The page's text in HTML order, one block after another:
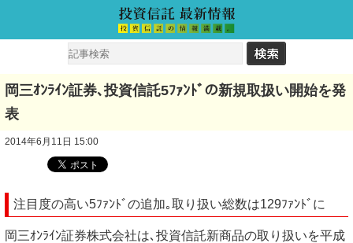
岡三ｵﾝﾗｲﾝ証券､投資信託5ﾌｧﾝﾄﾞの新規取扱い開始を発
表
2014年6月11日 15:00
注目度の高い5ﾌｧﾝﾄﾞの追加｡取り扱い総数は129ﾌｧﾝﾄﾞに
岡三ｵﾝﾗｲﾝ証券株式会社は､投資信託新商品の取り扱いを平成